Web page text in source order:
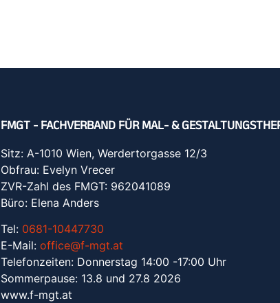
FMGT - FACHVERBAND FÜR MAL- &
Sitz: A-1010 Wien, Werdertorgasse 12/3
Obfrau: Evelyn Vrecer
ZVR-Zahl des FMGT: 962041089
Büro: Elena Anders
Tel: 0681-10447730
E-Mail: office@f-mgt.at
Telefonzeiten: Donnerstag 14:00 -17:00 Uhr
Sommerpause: 13.8 und 27.8 2026
www.f-mgt.at